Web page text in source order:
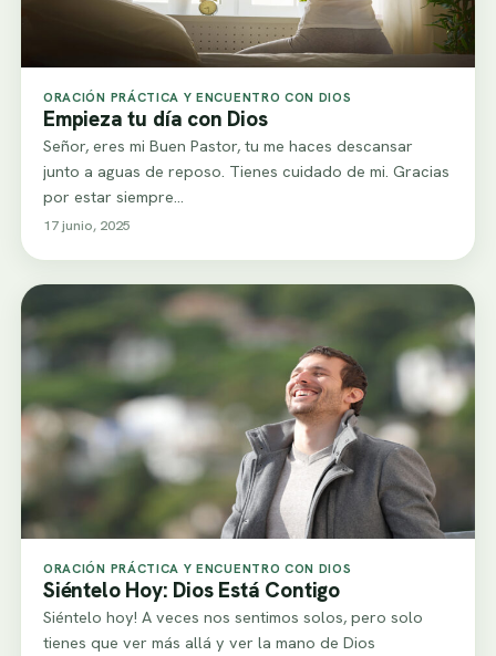
ORACIÓN PRÁCTICA Y ENCUENTRO CON DIOS
Empieza tu día con Dios
Señor, eres mi Buen Pastor, tu me haces descansar
junto a aguas de reposo. Tienes cuidado de mi. Gracias
por estar siempre…
17 junio, 2025
ORACIÓN PRÁCTICA Y ENCUENTRO CON DIOS
Siéntelo Hoy: Dios Está Contigo
Siéntelo hoy! A veces nos sentimos solos, pero solo
tienes que ver más allá y ver la mano de Dios